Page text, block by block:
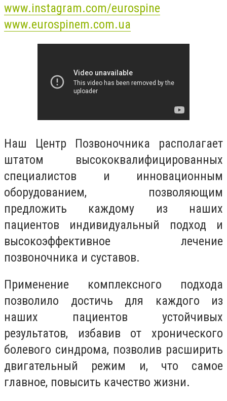
www.instagram.com/eurospine
www.eurospinem.com.ua
Наш Центр Позвоночника располагает
штатом высококвалифицированных
специалистов и инновационным
оборудованием, позволяющим
предложить каждому из наших
пациентов индивидуальный подход и
высокоэффективное лечение
позвоночника и суставов.
Применение комплексного подхода
позволило достичь для каждого из
наших пациентов устойчивых
результатов, избавив от хронического
болевого синдрома, позволив расширить
двигательный режим и, что самое
главное, повысить качество жизни.